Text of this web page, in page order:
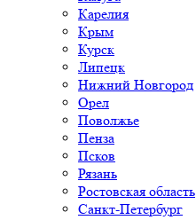
Карелия
Крым
Курск
Липецк
Нижний Новгород
Орел
Поволжье
Пенза
Псков
Рязань
Ростовская область
Санкт-Петербург